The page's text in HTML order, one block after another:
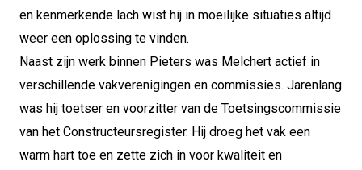
en kenmerkende lach wist hij in moeilijke situaties altijd
weer een oplossing te vinden.
Naast zijn werk binnen Pieters was Melchert actief in
verschillende vakverenigingen en commissies. Jarenlang
was hij toetser en voorzitter van de Toetsingscommissie
van het Constructeursregister. Hij droeg het vak een
warm hart toe en zette zich in voor kwaliteit en